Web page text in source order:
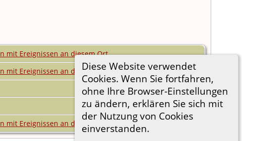
Diese Website verwendet
Cookies. Wenn Sie fortfahren,
ohne Ihre Browser-Einstellungen
zu ändern, erklären Sie sich mit
der Nutzung von Cookies
einverstanden.